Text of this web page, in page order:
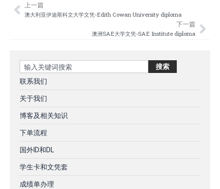
Prev
上一篇
澳大利亚伊迪斯科文大学文凭-Edith Cowan University diploma
下一篇
澳洲SAE大学文凭-SAE Institute diploma
Search 搜索
联系我们
关于我们
博客及相关知识
下单流程
国外ID和DL
学生卡和文凭套
成绩单办理